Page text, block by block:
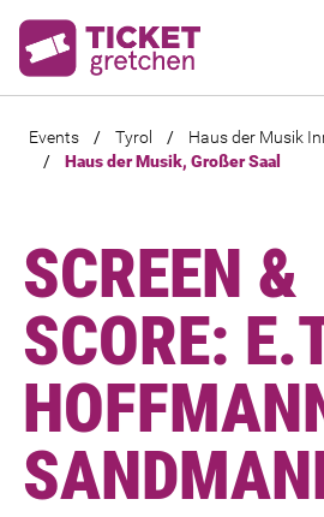
Events / Tyrol /
Haus der Musik
/
Haus der Musik, Großer Saal
SCREEN &
SCORE: